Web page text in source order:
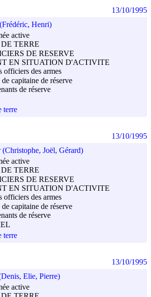
Henri)
active
TERRE
DE RESERVE
EN SITUATION D'ACTIVITE
officiers des armes
capitaine de réserve
de réserve
terre
13/10/1995
Joël, Gérard)
active
TERRE
DE RESERVE
EN SITUATION D'ACTIVITE
officiers des armes
capitaine de réserve
de réserve
terre
13/10/1995
Elie, Pierre)
active
13/10/1995